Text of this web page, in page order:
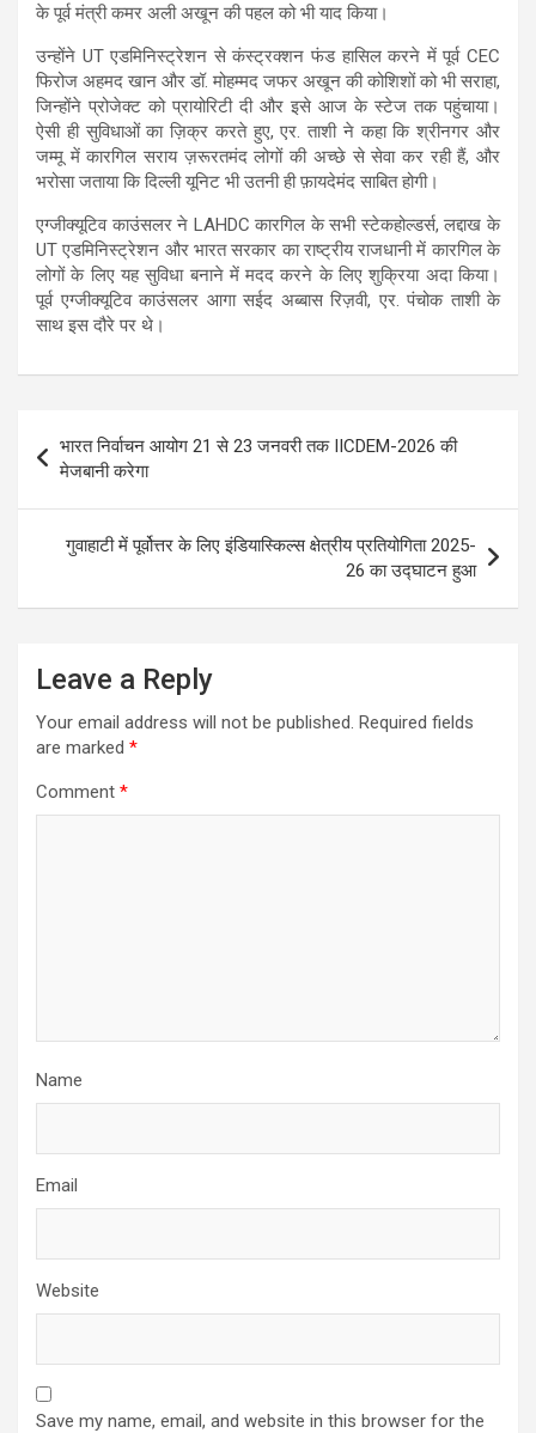
के पूर्व मंत्री कमर अली अखून की पहल को भी याद किया।
उन्होंने UT एडमिनिस्ट्रेशन से कंस्ट्रक्शन फंड हासिल करने में पूर्व CEC
फिरोज अहमद खान और डॉ. मोहम्मद जफर अखून की कोशिशों को भी सराहा,
जिन्होंने प्रोजेक्ट को प्रायोरिटी दी और इसे आज के स्टेज तक पहुंचाया।
ऐसी ही सुविधाओं का ज़िक्र करते हुए, एर. ताशी ने कहा कि श्रीनगर और
जम्मू में कारगिल सराय ज़रूरतमंद लोगों की अच्छे से सेवा कर रही हैं, और
भरोसा जताया कि दिल्ली यूनिट भी उतनी ही फ़ायदेमंद साबित होगी।
एग्जीक्यूटिव काउंसलर ने LAHDC कारगिल के सभी स्टेकहोल्डर्स, लद्दाख के
UT एडमिनिस्ट्रेशन और भारत सरकार का राष्ट्रीय राजधानी में कारगिल के
लोगों के लिए यह सुविधा बनाने में मदद करने के लिए शुक्रिया अदा किया।
पूर्व एग्जीक्यूटिव काउंसलर आगा सईद अब्बास रिज़वी, एर. पंचोक ताशी के
साथ इस दौरे पर थे।
navigation
भारत निर्वाचन आयोग 21 से 23 जनवरी तक IICDEM-2026 की
मेजबानी करेगा
गुवाहाटी में पूर्वोत्तर के लिए इंडियास्किल्स क्षेत्रीय प्रतियोगिता 2025-
26 का उद्घाटन हुआ
Leave a Reply
Your email address will not be published. Required fields
are marked *
Comment *
Name
Email
Website
Save my name, email, and website in this browser for the